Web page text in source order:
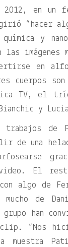
2012, en
“hacer
y
las
en
cuerpos son
TV, el
y
trabajos de
de una
El
algo de
mucho de
grupo han
“Nos
muestra